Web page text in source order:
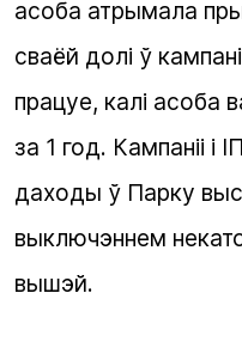
асоба атрымала
сваёй долі ў
працуе, калі асоба
за 1 год. Кампаніі і
даходы ў Парку
выключэннем
вышэй.